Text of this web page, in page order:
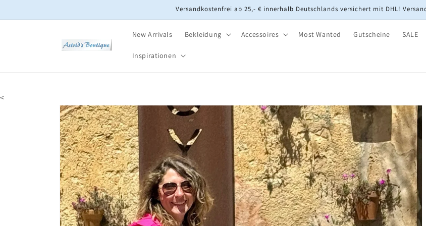
Inhalt
Versandkostenfrei ab 25,- € innerhalb Deutschlands versichert mit DHL!
New Arrivals Bekleidung Accessoires Most Wanted Gutscheine SALE
Inspirationen
<
Zu
Produktinformationen
springen